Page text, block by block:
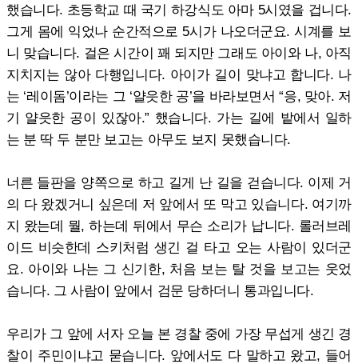
했습니다. 초등학교 때 국기 하강식도 아마 5시였을 겁니다.
그게 몸에 익었나 순간적으로 5시가 나오더군요. 시계를 보
니 맞습니다. 걸은 시간이 꽤 되지만 그래도 아이와 나, 아직
지치지는 않아 다행입니다. 아이가 길이 맞냐고 합니다. 나
는 ‘레이돔’이라는 그 ‘얄읏한 공’을 바라보면서 “응, 맞아. 저
기 얄읏한 공이 있잖아.” 했습니다. 가는 길에 밭에서 일하
는 분 딱 두 분만 보고는 아무도 보지 못했습니다.
너른 들판을 양쪽으로 하고 길게 난 길을 걷습니다. 이제 거
의 다 왔겠거니 싶은데 저 앞에서 또 막고 있습니다. 여기까
지 왔는데 뭘, 하는데 뒤에서 무슨 소리가 납니다. 롤러브레
이드 비슷한데 스키처럼 생긴 걸 타고 오는 사람이 있더군
요. 아이와 나는 그 신기한, 처음 보는 탈 것을 보고는 웃었
습니다. 그 사람이 앞에서 검문 당하더니 통과입니다.
우리가 그 앞에 서자 오늘 본 경찰 중에 가장 무섭게 생긴 경
찰이 주민이냐고 묻습니다. 앞에서도 다 말하고 왔고, 들어